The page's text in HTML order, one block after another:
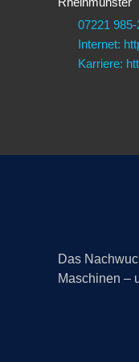
07221
Internet:
Karriere:
Das
Maschinen –